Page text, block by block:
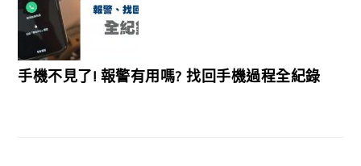
手機不見了! 報警有用嗎? 找回手機過程全紀錄